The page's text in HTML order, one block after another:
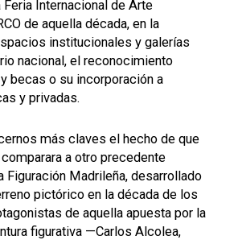
Internacional de Arte
de aquella década, en la
institucionales y galerías
nacional, el reconocimiento
becas o su incorporación a
y privadas.
más claves el hecho de que
a otro precedente
Figuración Madrileña, desarrollado
pictórico en la década de los
de aquella apuesta por la
figurativa —Carlos Alcolea,